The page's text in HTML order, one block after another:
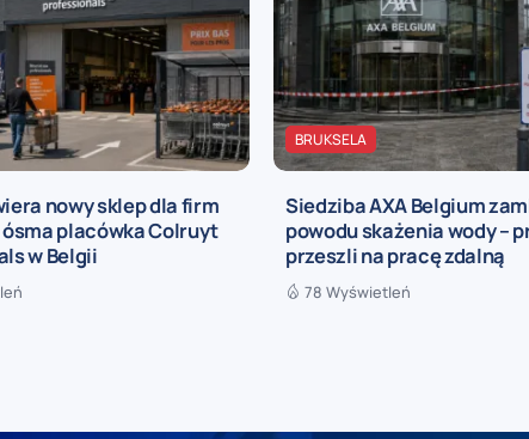
nowy sklep dla firm
ósma placówka Colruyt
w Belgii
BRUKSELA
Siedziba AXA Belgium
powodu skażenia wody –
przeszli na pracę zdalną
78 Wyświetleń